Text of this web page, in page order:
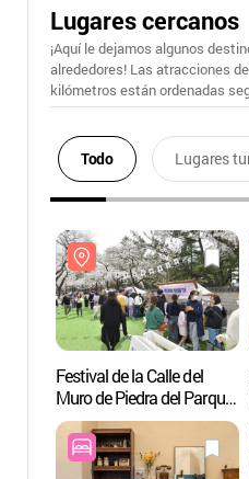
Lugares cercanos
¡Aquí le dejamos algunos
alrededores! Las atracciones
kilómetros están ordenadas
Todo Lugares
Festival de la Calle del
Muro de Piedra del Parque
Daereungwon en Gyeongju
(경주 대릉원돌담길 축제)